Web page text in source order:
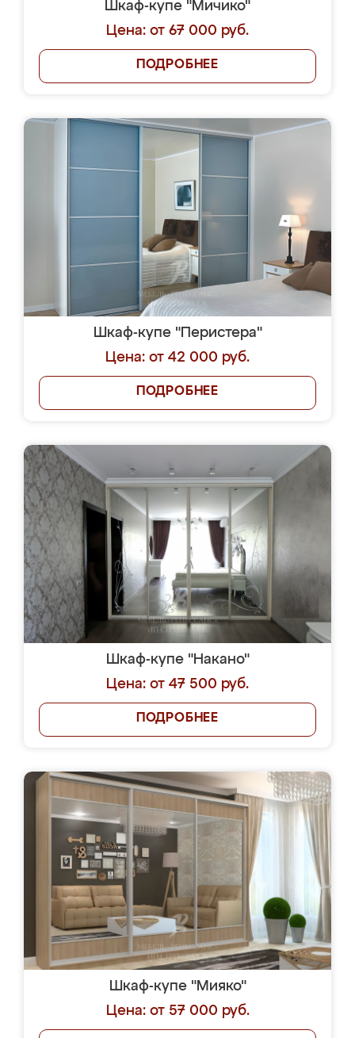
Шкаф-купе "Мичико"
Цена: от 67 000 руб.
ПОДРОБНЕЕ
Шкаф-купе "Перистера"
Цена: от 42 000 руб.
ПОДРОБНЕЕ
Шкаф-купе "Накано"
Цена: от 47 500 руб.
ПОДРОБНЕЕ
Шкаф-купе "Мияко"
Цена: от 57 000 руб.